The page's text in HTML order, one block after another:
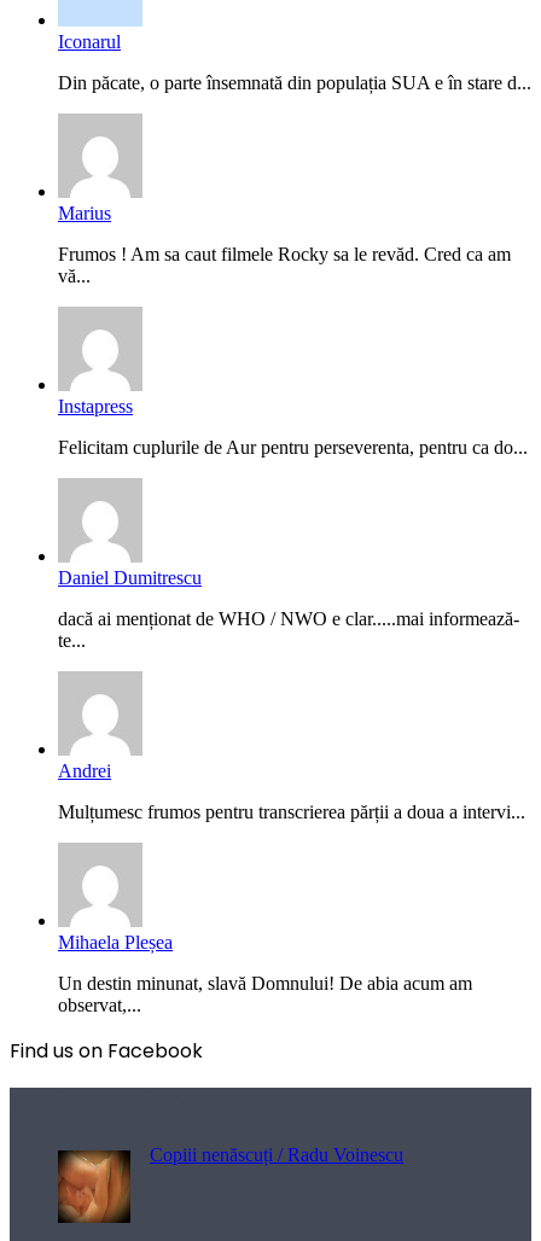
Iconarul
Din păcate, o parte însemnată din populația SUA e în stare d...
Marius
Frumos ! Am sa caut filmele Rocky sa le revăd. Cred ca am
vă...
Instapress
Felicitam cuplurile de Aur pentru perseverenta, pentru ca do...
Daniel Dumitrescu
dacă ai menționat de WHO / NWO e clar.....mai informează-
te...
Andrei
Mulțumesc frumos pentru transcrierea părții a doua a intervi...
Mihaela Pleșea
Un destin minunat, slavă Domnului! De abia acum am
observat,...
Find us on Facebook
Copiii nenăscuți / Radu Voinescu